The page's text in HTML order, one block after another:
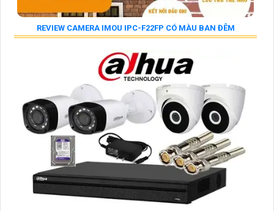
REVIEW CAMERA IMOU IPC-F22FP CÓ MÀU BAN ĐÊM